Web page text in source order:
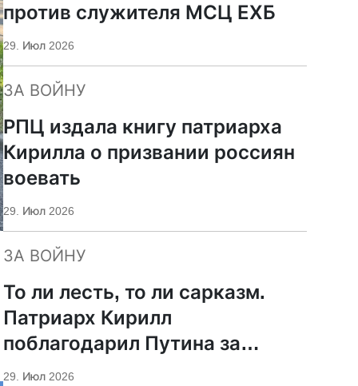
против служителя МСЦ ЕХБ
29. Июл 2026
ЗА ВОЙНУ
РПЦ издала книгу патриарха
Кирилла о призвании россиян
воевать
29. Июл 2026
ЗА ВОЙНУ
То ли лесть, то ли сарказм.
Патриарх Кирилл
поблагодарил Путина за
защиту суверенитета и
29. Июл 2026